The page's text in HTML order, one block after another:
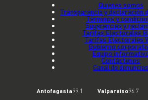
Quienes somos
Transparencia y declaración
Términos y
Sugerencias y
Tarifas Electorales
Tarifas Electorales
Gobierno
Equipo
Contáctenos
Canal de denuncias
Antofagasta99.1 Valparaíso96.7